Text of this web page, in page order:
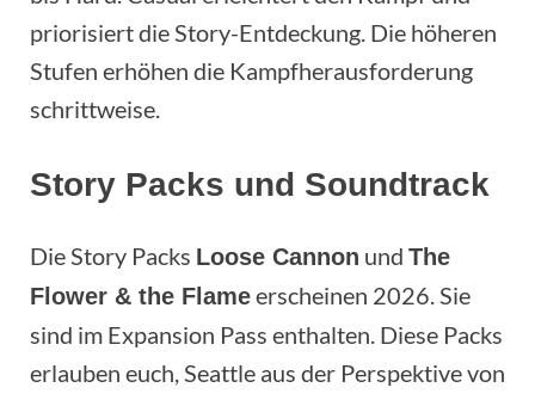
priorisiert die Story-Entdeckung. Die höheren
Stufen erhöhen die Kampfherausforderung
schrittweise.
Story Packs und Soundtrack
Die Story Packs Loose Cannon und The
Flower & the Flameerscheinen 2026. Sie
sind im Expansion Pass enthalten. Diese Packs
erlauben euch, Seattle aus der Perspektive von